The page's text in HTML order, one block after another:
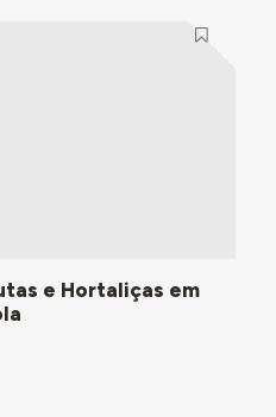
e Hortaliças em